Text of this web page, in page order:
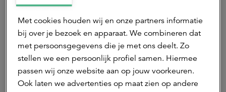
Deel dit artikel
Met cookies houden wij en onze partners informatie
bij over je bezoek en apparaat. We combineren dat
met persoonsgegevens die je met ons deelt. Zo
stellen we een persoonlijk profiel samen. Hiermee
passen wij onze website aan op jouw voorkeuren.
Ook laten we advertenties op maat zien op andere